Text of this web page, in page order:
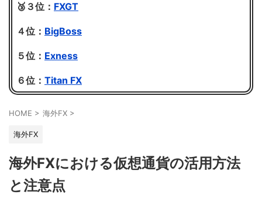
🥉３位： FXGT
４位： BigBoss
５位： Exness
６位： Titan FX
HOME > 海外FX >
海外FX
海外FXにおける仮想通貨の活用方法
と注意点